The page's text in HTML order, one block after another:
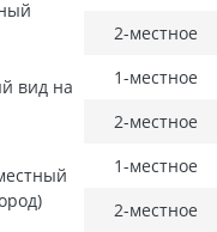
2-местное
вид на
1-местное
2-местное
1-местное
2-местное